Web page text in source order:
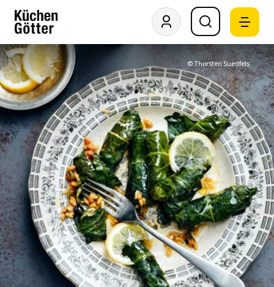
© Thorsten Suedfels